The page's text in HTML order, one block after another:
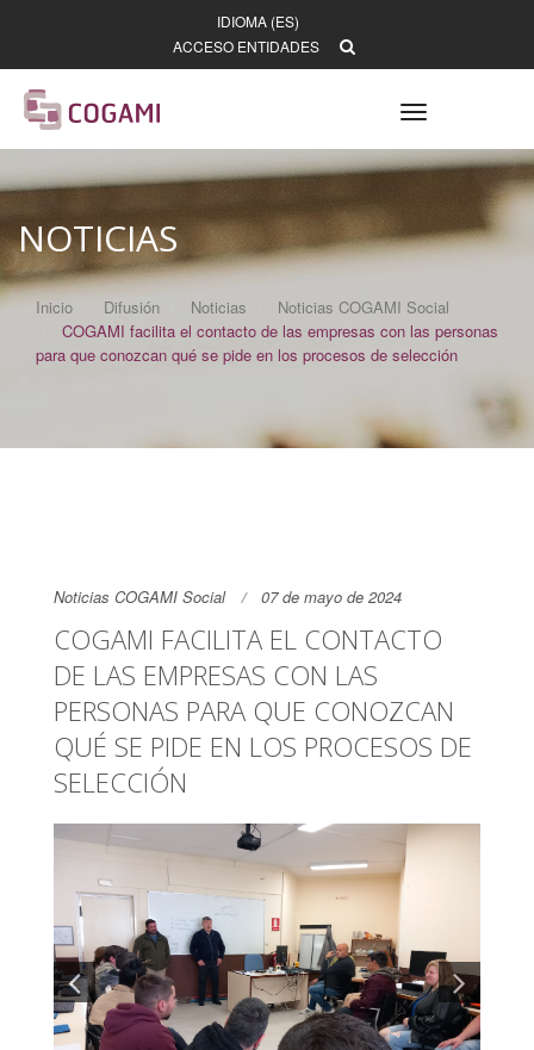
IDIOMA (ES)
ACCESO ENTIDADES
Toggle
navigation
NOTICIAS
Inicio Difusión Noticias
Noticias COGAMI Social
COGAMI facilita el contacto de las empresas con las personas
para que conozcan qué se pide en los procesos de selección
Noticias COGAMI Social 07 de mayo de 2024
COGAMI FACILITA EL CONTACTO
DE LAS EMPRESAS CON LAS
PERSONAS PARA QUE CONOZCAN
QUÉ SE PIDE EN LOS PROCESOS DE
SELECCIÓN